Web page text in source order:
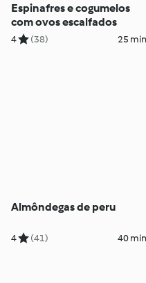
Espinafres e cogumelos
com ovos escalfados
4 (38) 25 min
Almôndegas de peru
4 (41) 40 min